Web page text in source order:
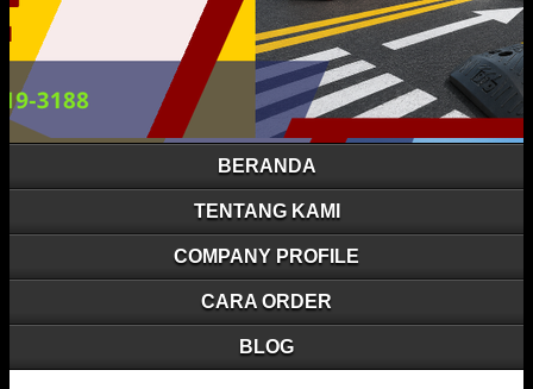
BERANDA
TENTANG KAMI
COMPANY PROFILE
CARA ORDER
BLOG